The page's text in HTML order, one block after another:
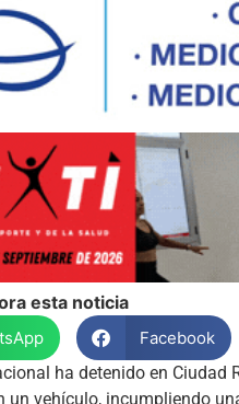
esta noticia
Facebook
ha detenido en Ciudad
un vehículo, incumpliendo